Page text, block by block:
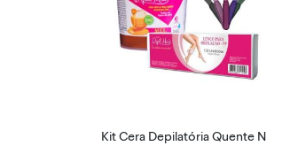
Kit Cera Depilatória Quente N